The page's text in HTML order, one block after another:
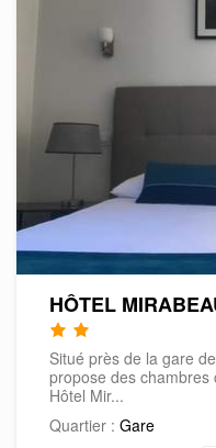
HÔTEL
Situé près de la gare
propose des
Hôtel Mir...
Quartier : Gare